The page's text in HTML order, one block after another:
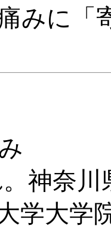
みに
神奈
学大学